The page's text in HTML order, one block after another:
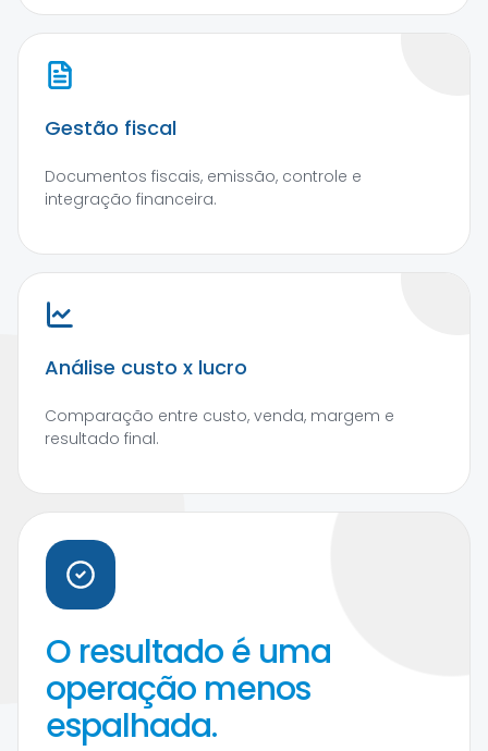
Gestão fiscal
Documentos fiscais, emissão, controle e
integração financeira.
Análise custo x lucro
Comparação entre custo, venda, margem e
resultado final.
O resultado é uma
operação menos
espalhada.